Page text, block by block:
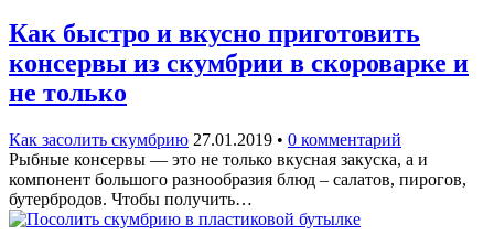
Как быстро и вкусно приготовить
консервы из скумбрии в скороварке и
не только
Как засолить скумбрию 27.01.2019 • 0 комментарий
Рыбные консервы — это не только вкусная закуска, а и
компонент большого разнообразия блюд – салатов, пирогов,
бутербродов. Чтобы получить…